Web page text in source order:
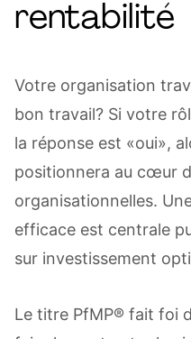
rentabilité
Votre organisation
bon travail? Si votre
la réponse est «oui»,
positionnera au cœur
organisationnelles.
efficace est centrale
sur investissement
Le titre PfMP® fait foi